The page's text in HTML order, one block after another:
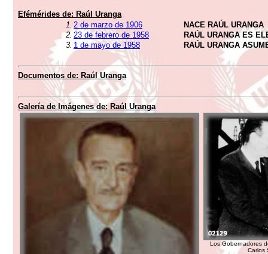
Efémérides de: Raúl Uranga
1. 2 de marzo de 1906
NACE RAÚL URANGA
2. 23 de febrero de 1958
RAÚL URANGA ES
3. 1 de mayo de 1958 RAÚL URANGA
Documentos de: Raúl Uranga
Galería de Imágenes de: Raúl Uranga
Los Gobernadores
Carlos